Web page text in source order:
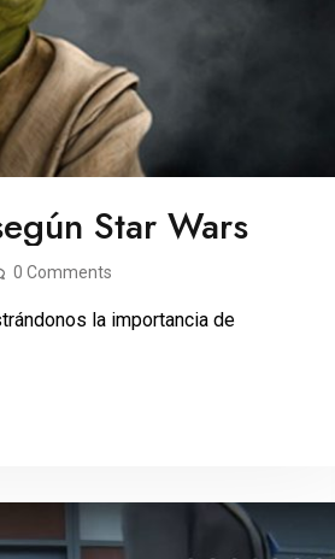
Star Wars
0 Comments
la importancia de